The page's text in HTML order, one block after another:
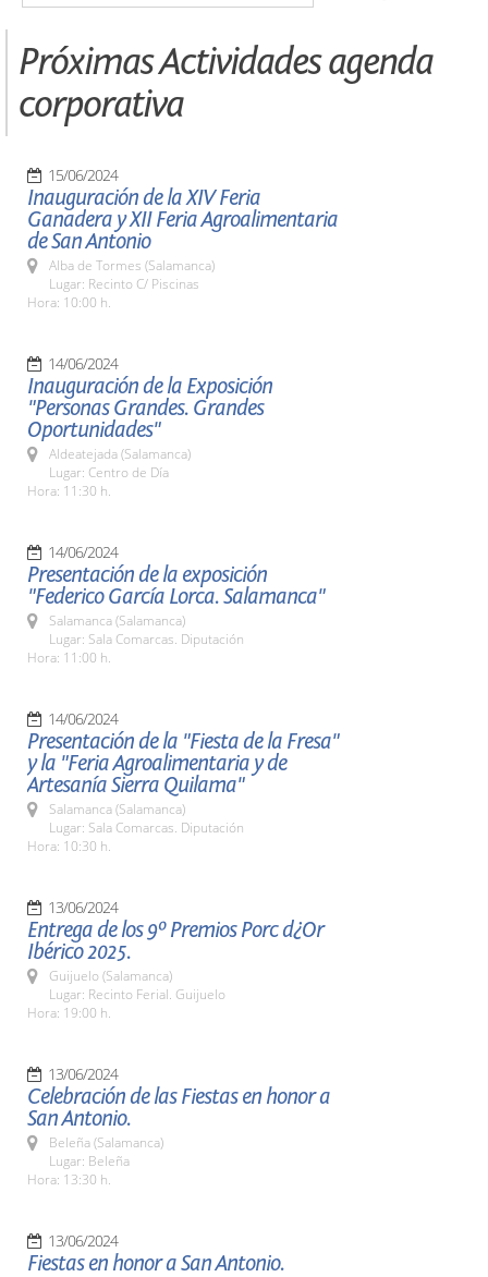
Próximas Actividades agenda
corporativa
15/06/2024
Inauguración de la XIV Feria
Ganadera y XII Feria Agroalimentaria
de San Antonio
Alba de Tormes (Salamanca)
Lugar: Recinto C/ Piscinas
Hora: 10:00 h.
14/06/2024
Inauguración de la Exposición
"Personas Grandes. Grandes
Oportunidades"
Aldeatejada (Salamanca)
Lugar: Centro de Día
Hora: 11:30 h.
14/06/2024
Presentación de la exposición
"Federico García Lorca. Salamanca"
Salamanca (Salamanca)
Lugar: Sala Comarcas. Diputación
Hora: 11:00 h.
14/06/2024
Presentación de la "Fiesta de la Fresa"
y la "Feria Agroalimentaria y de
Artesanía Sierra Quilama"
Salamanca (Salamanca)
Lugar: Sala Comarcas. Diputación
Hora: 10:30 h.
13/06/2024
Entrega de los 9º Premios Porc d¿Or
Ibérico 2025.
Guijuelo (Salamanca)
Lugar: Recinto Ferial. Guijuelo
Hora: 19:00 h.
13/06/2024
Celebración de las Fiestas en honor a
San Antonio.
Beleña (Salamanca)
Lugar: Beleña
Hora: 13:30 h.
13/06/2024
Fiestas en honor a San Antonio.